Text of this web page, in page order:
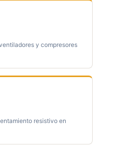
y compresores
resistivo en